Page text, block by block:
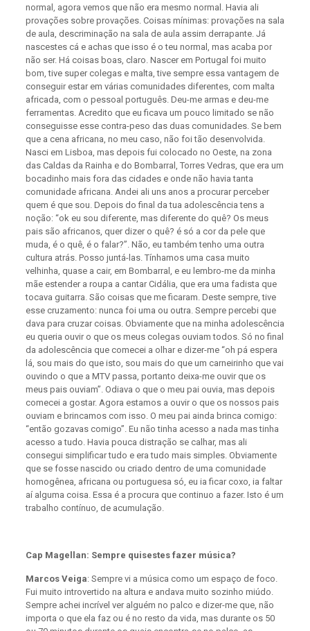
normal, agora vemos que não era mesmo normal. Havia ali
provações sobre provações. Coisas mínimas: provações na sala
de aula, descriminação na sala de aula assim derrapante. Já
nascestes cá e achas que isso é o teu normal, mas acaba por
não ser. Há coisas boas, claro. Nascer em Portugal foi muito
bom, tive super colegas e malta, tive sempre essa vantagem de
conseguir estar em várias comunidades diferentes, com malta
africada, com o pessoal português. Deu-me armas e deu-me
ferramentas. Acredito que eu ficava um pouco limitado se não
conseguisse esse contra-peso das duas comunidades. Se bem
que a cena africana, no meu caso, não foi tão desenvolvida.
Nasci em Lisboa, mas depois fui colocado no Oeste, na zona
das Caldas da Rainha e do Bombarral, Torres Vedras, que era um
bocadinho mais fora das cidades e onde não havia tanta
comunidade africana. Andei ali uns anos a procurar perceber
quem é que sou. Depois do final da tua adolescência tens a
noção: “ok eu sou diferente, mas diferente do quê? Os meus
pais são africanos, quer dizer o quê? é só a cor da pele que
muda, é o quê, é o falar?”. Não, eu também tenho uma outra
cultura atrás. Posso juntá-las. Tínhamos uma casa muito
velhinha, quase a cair, em Bombarral, e eu lembro-me da minha
mãe estender a roupa a cantar Cidália, que era uma fadista que
tocava guitarra. São coisas que me ficaram. Deste sempre, tive
esse cruzamento: nunca foi uma ou outra. Sempre percebi que
dava para cruzar coisas. Obviamente que na minha adolescência
eu queria ouvir o que os meus colegas ouviam todos. Só no final
da adolescência que comecei a olhar e dizer-me “oh pá espera
lá, sou mais do que isto, sou mais do que um carneirinho que vai
ouvindo o que a MTV passa, portanto deixa-me ouvir que os
meus pais ouviam”. Odiava o que o meu pai ouvia, mas depois
comecei a gostar. Agora estamos a ouvir o que os nossos pais
ouviam e brincamos com isso. O meu pai ainda brinca comigo:
“então gozavas comigo”. Eu não tinha acesso a nada mas tinha
acesso a tudo. Havia pouca distração se calhar, mas ali
consegui simplificar tudo e era tudo mais simples. Obviamente
que se fosse nascido ou criado dentro de uma comunidade
homogênea, africana ou portuguesa só, eu ia ficar coxo, ia faltar
aí alguma coisa. Essa é a procura que continuo a fazer. Isto é um
trabalho contínuo, de acumulação.
Cap Magellan: Sempre quisestes fazer música?
Marcos Veiga: Sempre vi a música como um espaço de foco.
Fui muito introvertido na altura e andava muito sozinho miúdo.
Sempre achei incrível ver alguém no palco e dizer-me que, não
importa o que ela faz ou é no resto da vida, mas durante os 50